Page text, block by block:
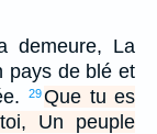
demeure, La
pays de blé et
29 Que tu es
Un peuple